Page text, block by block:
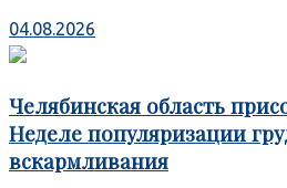
04.08.2026
Челябинская область
Неделе популяризации
вскармливания